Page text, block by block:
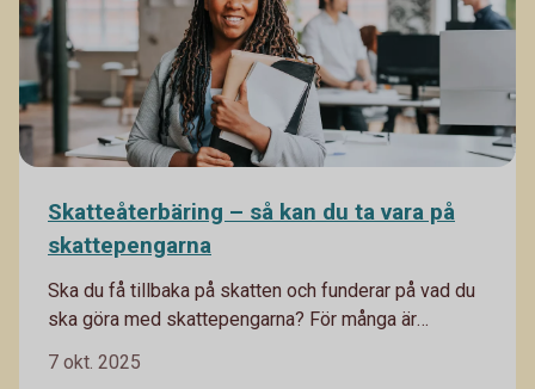
Skatteåterbäring – så kan du ta vara på
skattepengarna
Ska du få tillbaka på skatten och funderar på vad du
ska göra med skattepengarna? För många är
vardagen och något som kan ge ekonomin en extra
7 okt. 2025